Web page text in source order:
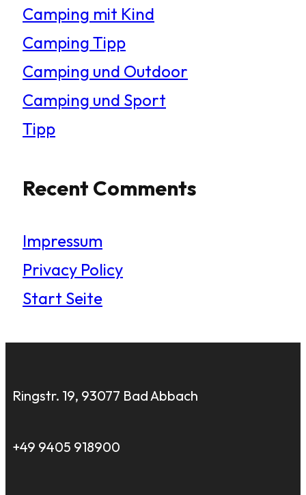
Camping mit Kind
Camping Tipp
Camping und Outdoor
Camping und Sport
Tipp
Recent Comments
Impressum
Privacy Policy
Start Seite
Ringstr. 19, 93077 Bad Abbach
+49 9405 918900